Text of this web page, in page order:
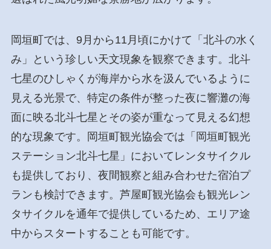
岡垣町では、9月から11月頃にかけて「北斗の水く
み」という珍しい天文現象を観察できます。北斗
七星のひしゃくが海岸から水を汲んでいるように
見える光景で、特定の条件が整った夜に響灘の海
面に映る北斗七星とその姿が重なって見える幻想
的な現象です。岡垣町観光協会では「岡垣町観光
ステーション北斗七星」においてレンタサイクル
も提供しており、夜間観察と組み合わせた宿泊プ
ランも検討できます。芦屋町観光協会も観光レン
タサイクルを通年で提供しているため、エリア途
中からスタートすることも可能です。